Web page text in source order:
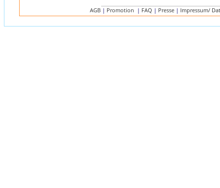
AGB | Promotion | FAQ | Presse | Impressum/